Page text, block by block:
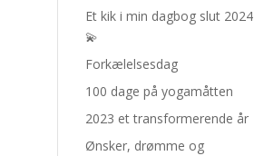
Et kik i min dagbog slut 2024
💫
Forkælelsesdag
100 dage på yogamåtten
2023 et transformerende år
Ønsker, drømme og